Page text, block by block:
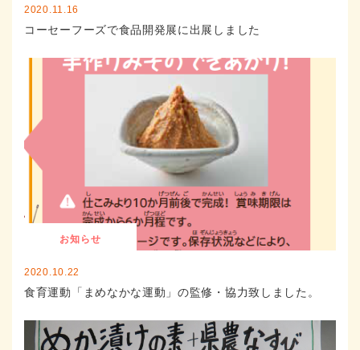
2020.11.16
コーセーフーズで食品開発展に出展しました
お知らせ
2020.10.22
食育運動「まめなかな運動」の監修・協力致しました。